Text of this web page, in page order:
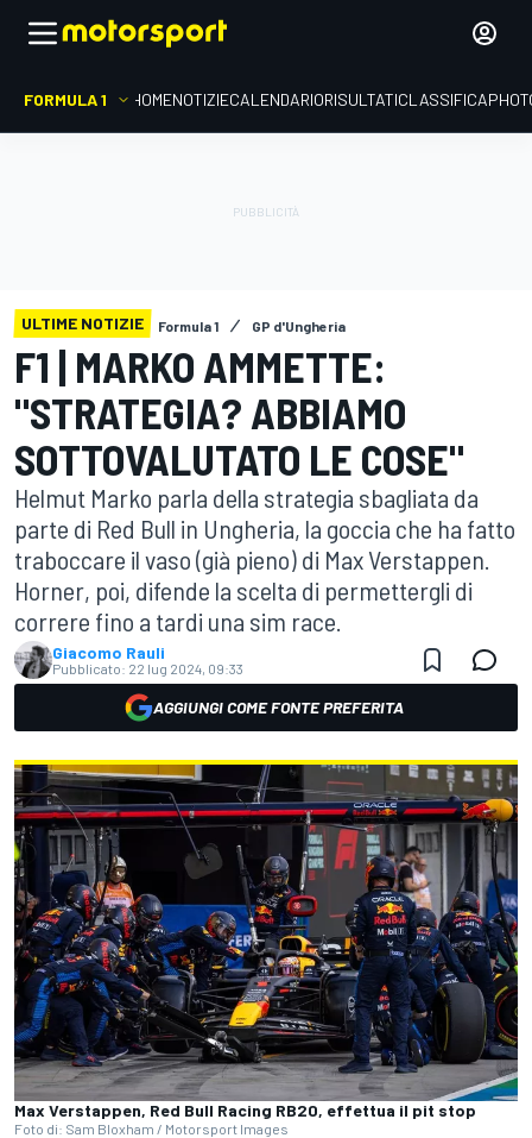
FORMULA 1 HOMENOTIZIECALENDARIORISULTATICLASSIFICA
ULTIME NOTIZIE Formula 1 GP d'Ungheria
F1 | MARKO AMMETTE:
"STRATEGIA? ABBIAMO
SOTTOVALUTATO LE COSE"
Helmut Marko parla della strategia sbagliata da
parte di Red Bull in Ungheria, la goccia che ha fatto
traboccare il vaso (già pieno) di Max Verstappen.
Horner, poi, difende la scelta di permettergli di
correre fino a tardi una sim race.
Giacomo Rauli
Pubblicato: 22 lug 2024, 09:33
AGGIUNGI COME FONTE PREFERITA
Max Verstappen, Red Bull Racing RB20, effettua il pit stop
Foto di: Sam Bloxham / Motorsport Images